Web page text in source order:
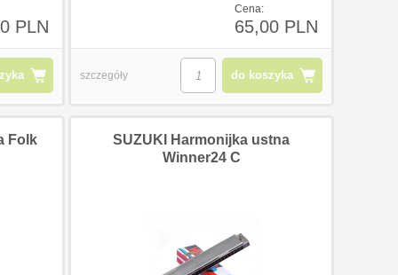
PLN
Cena:
65,00 PLN
do koszyka
szczegóły
Folk
SUZUKI Harmonijka ustna
Winner24 C